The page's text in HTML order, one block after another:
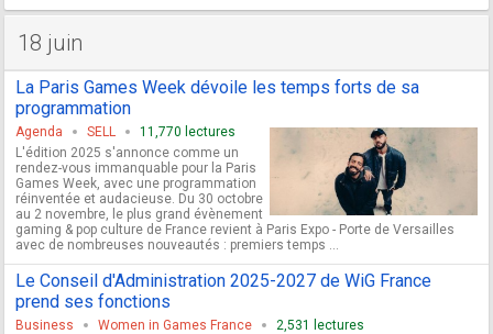
18 juin
La Paris Games Week dévoile les temps forts de sa
programmation
Agenda SELL
11,770 lectures
L'édition 2025 s'annonce comme un
rendez-vous immanquable pour la Paris
Games Week, avec une programmation
réinventée et audacieuse. Du 30 octobre
au 2 novembre, le plus grand évènement
gaming & pop culture de France revient à Paris Expo - Porte de Versailles
avec de nombreuses nouveautés : premiers temps ...
Le Conseil d'Administration 2025-2027 de WiG France
prend ses fonctions
Business Women in Games France
2,531 lectures